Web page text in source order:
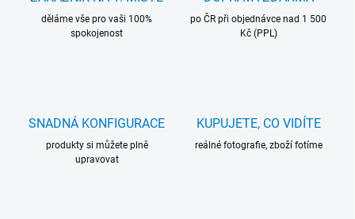
děláme vše pro vaši 100%
spokojenost
po ČR při objednávce nad 1 500
Kč (PPL)
SNADNÁ KONFIGURACE
produkty si můžete plně
upravovat
KUPUJETE, CO VIDÍTE
reálné fotografie, zboží fotíme